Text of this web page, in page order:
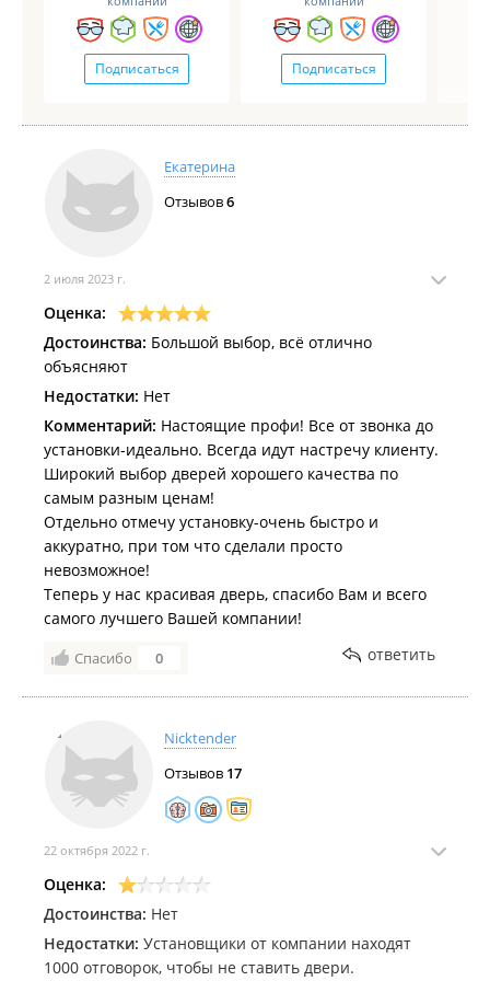
Подписаться Подписаться
Екатерина
Отзывов6
2 июля 2023 г.
Оценка:
Достоинства: Большой выбор, всё отлично
объясняют
Недостатки: Нет
Комментарий: Настоящие профи! Все от звонка до
установки-идеально. Всегда идут настречу клиенту.
Широкий выбор дверей хорошего качества по
самым разным ценам!
Отдельно отмечу установку-очень быстро и
аккуратно, при том что сделали просто
невозможное!
Теперь у нас красивая дверь, спасибо Вам и всего
самого лучшего Вашей компании!
Спасибо 0 ответить
Nicktender
Отзывов 17
22 октября 2022 г.
Оценка:
Достоинства: Нет
Недостатки: Установщики от компании находят
1000 отговорок, чтобы не ставить двери.